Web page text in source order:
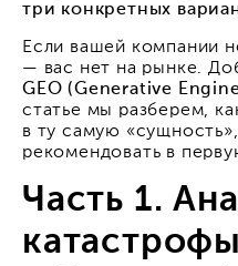
три конкретных
Если вашей компании
— вас нет на рынке.
GEO (Generative
статье мы разберем,
в ту самую
рекомендовать в
Часть 1.